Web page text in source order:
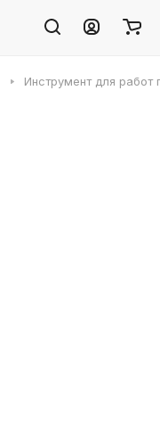
Инструмент для работ